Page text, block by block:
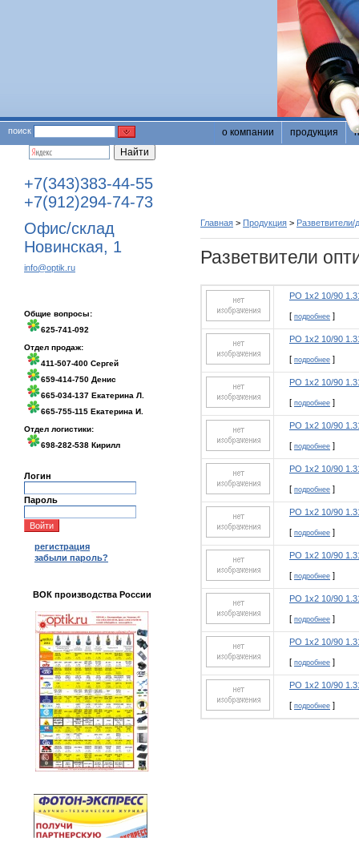
поиск о компании продукция
+7(343)383-44-55
+7(912)294-74-73
Офис/склад
Новинская, 1
info@optik.ru
Общие вопросы:
625-741-092
Отдел продаж:
411-507-400 Сергей
659-414-750 Денис
665-034-137 Екатерина Л.
665-755-115 Екатерина И.
Отдел логистики:
698-282-538 Кирилл
Логин
Пароль
регистрация
забыли пароль?
ВОК производства России
Главная > Продукция > Разветвители/
Разветвители
РО 1х2 10/90
[ подробнее ]
РО 1х2 10/90
[ подробнее ]
РО 1х2 10/90
[ подробнее ]
РО 1х2 10/90
[ подробнее ]
РО 1х2 10/90
[ подробнее ]
РО 1х2 10/90
[ подробнее ]
РО 1х2 10/90
[ подробнее ]
РО 1х2 10/90
[ подробнее ]
РО 1х2 10/90
[ подробнее ]
РО 1х2 10/90
[ подробнее ]